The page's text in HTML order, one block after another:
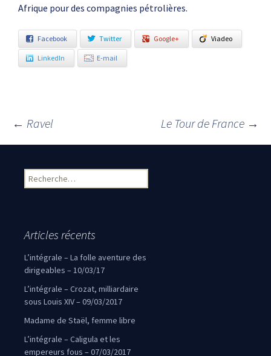
Afrique pour des compagnies pétrolières.
Facebook Twitter Google+ Viadeo
LinkedIn E-mail
Navigation des articles
← Ravel Le Tour de France →
Rechercher :
Articles récents
L’intégrale – La folle aventure des
dirigeables – 10/03/17
L’intégrale – Crozat, milliardaire
sous Louis XIV – 09/03/2017
Madame de Staël, femme libre
L’intégrale – Caligula et les
empereurs fous – 07/03/2017